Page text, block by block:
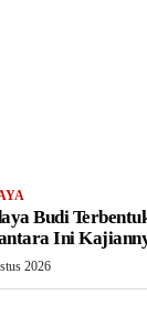
Budi
Ini
2026